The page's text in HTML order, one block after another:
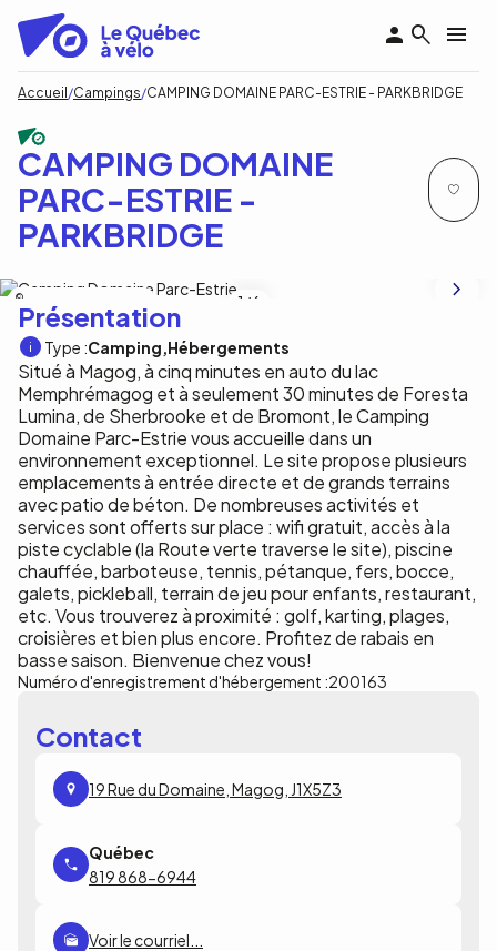
contenu
principal
Fil
d'Ariane
Accueil Campings CAMPING DOMAINE PARC-ESTRIE - PARKBRIDGE
CAMPING DOMAINE
PARC-ESTRIE -
PARKBRIDGE
1 /6
Présentation
Type :Camping Hébergements
Situé à Magog, à cinq minutes en auto du lac
Memphrémagog et à seulement 30 minutes de Foresta
Lumina, de Sherbrooke et de Bromont, le Camping
Domaine Parc-Estrie vous accueille dans un
environnement exceptionnel. Le site propose plusieurs
emplacements à entrée directe et de grands terrains
avec patio de béton. De nombreuses activités et
services sont offerts sur place : wifi gratuit, accès à la
piste cyclable (la Route verte traverse le site), piscine
chauffée, barboteuse, tennis, pétanque, fers, bocce,
galets, pickleball, terrain de jeu pour enfants, restaurant,
etc. Vous trouverez à proximité : golf, karting, plages,
croisières et bien plus encore. Profitez de rabais en
basse saison. Bienvenue chez vous!
Numéro d'enregistrement d'hébergement :200163
Contact
19 Rue du Domaine, Magog, J1X5Z3
819 868-6944
Voir le courriel...